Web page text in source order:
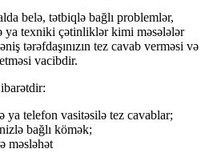
belə, tətbiqlə bağlı problemlər,
ya texniki çətinliklər kimi məsələlər
tərəfdaşınızın tez cavab verməsi və
vacibdir.
ibarətdir:
ya telefon vasitəsilə tez cavablar;
bağlı kömək;
məsləhət